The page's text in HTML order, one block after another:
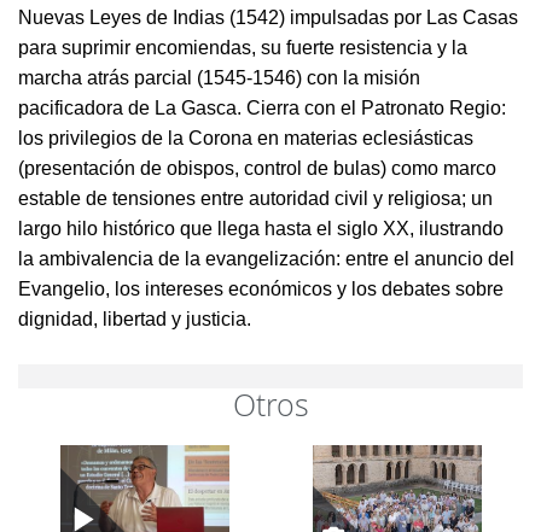
Nuevas Leyes de Indias (1542) impulsadas por Las Casas
para suprimir encomiendas, su fuerte resistencia y la
marcha atrás parcial (1545-1546) con la misión
pacificadora de La Gasca. Cierra con el Patronato Regio:
los privilegios de la Corona en materias eclesiásticas
(presentación de obispos, control de bulas) como marco
estable de tensiones entre autoridad civil y religiosa; un
largo hilo histórico que llega hasta el siglo XX, ilustrando
la ambivalencia de la evangelización: entre el anuncio del
Evangelio, los intereses económicos y los debates sobre
dignidad, libertad y justicia.
Otros